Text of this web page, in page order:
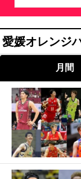
愛媛オレンジ
月間